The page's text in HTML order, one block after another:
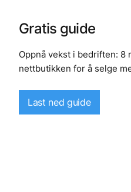
Gratis guide
Oppnå vekst i bedriften: 8
nettbutikken for å selge
Last ned guide